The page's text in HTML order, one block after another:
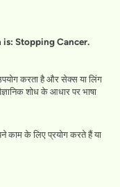
is: Stopping Cancer.
करता है और सेक्स या लिंग
शोध के आधार पर भाषा
काम के लिए प्रयोग करते हैं या